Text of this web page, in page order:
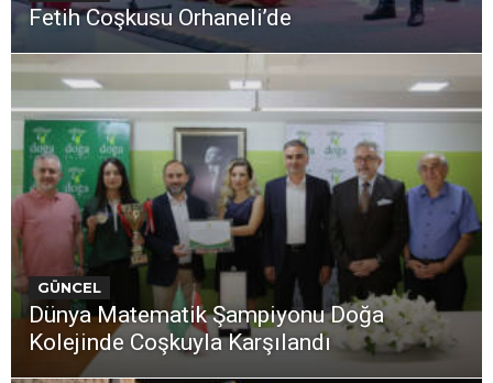
Fetih Coşkusu Orhaneli’de
GÜNCEL
Dünya Matematik Şampiyonu Doğa
Kolejinde Coşkuyla Karşılandı